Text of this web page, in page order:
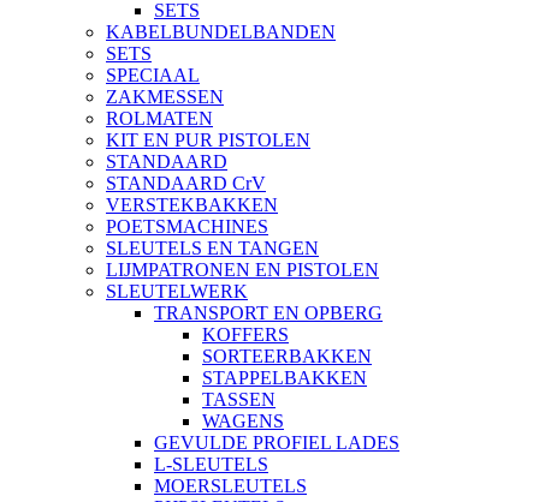
SETS
KABELBUNDELBANDEN
SETS
SPECIAAL
ZAKMESSEN
ROLMATEN
KIT EN PUR PISTOLEN
STANDAARD
STANDAARD CrV
VERSTEKBAKKEN
POETSMACHINES
SLEUTELS EN TANGEN
LIJMPATRONEN EN PISTOLEN
SLEUTELWERK
TRANSPORT EN OPBERG
KOFFERS
SORTEERBAKKEN
STAPPELBAKKEN
TASSEN
WAGENS
GEVULDE PROFIEL LADES
L-SLEUTELS
MOERSLEUTELS